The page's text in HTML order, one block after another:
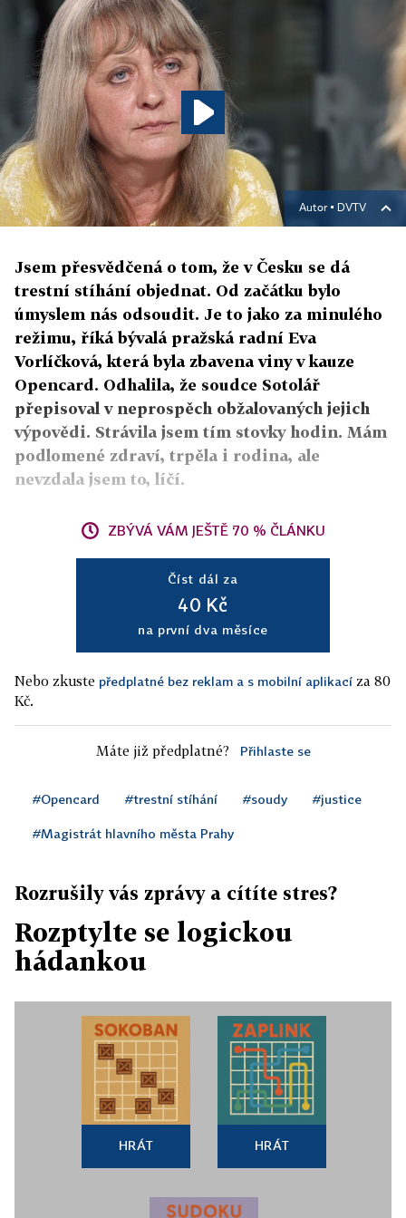
Autor ▪ DVTV
Jsem přesvědčená o tom, že v Česku se dá
trestní stíhání objednat. Od začátku bylo
úmyslem nás odsoudit. Je to jako za minulého
režimu, říká bývalá pražská radní Eva
Vorlíčková, která byla zbavena viny v kauze
Opencard. Odhalila, že soudce Sotolář
přepisoval v neprospěch obžalovaných jejich
výpovědi. Strávila jsem tím stovky hodin. Mám
podlomené zdraví, trpěla i rodina, ale
nevzdala jsem to, líčí.
ZBÝVÁ VÁM JEŠTĚ 70 % ČLÁNKU
Číst dál za
40 Kč
na první dva měsíce
Nebo zkuste předplatné bez reklam a s mobilní aplikací za 80
Kč.
Máte již předplatné? Přihlaste se
#Opencard #trestní stíhání #soudy #justice
#Magistrát hlavního města Prahy
Rozrušily vás zprávy a cítíte stres?
Rozptylte se logickou
hádankou
HRÁT HRÁT